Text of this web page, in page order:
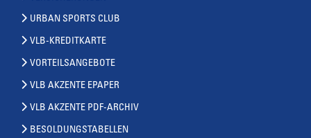
URBAN SPORTS CLUB
VLB-KREDITKARTE
VORTEILSANGEBOTE
VLB AKZENTE EPAPER
VLB AKZENTE PDF-ARCHIV
BESOLDUNGSTABELLEN